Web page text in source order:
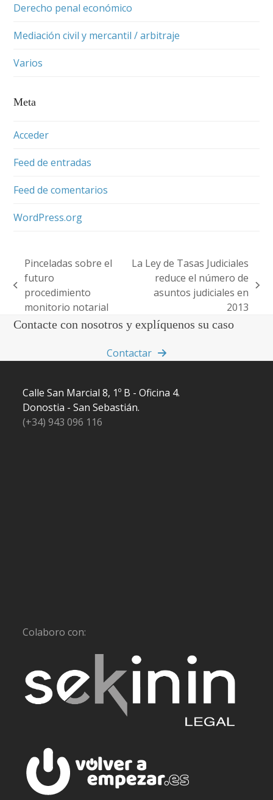
Derecho penal económico
Mediación civil y mercantil / arbitraje
Varios
Meta
Acceder
Feed de entradas
Feed de comentarios
WordPress.org
previous
post:
Pinceladas sobre el
futuro
procedimiento
monitorio notarial
La Ley de Tasas Judiciales
reduce el número de
asuntos judiciales en
2013
Contacte con nosotros y explíquenos su caso
Contactar
Calle San Marcial 8, 1º B - Oficina 4.
Donostia - San Sebastián.
(+34) 943 096 116
Colaboro con: